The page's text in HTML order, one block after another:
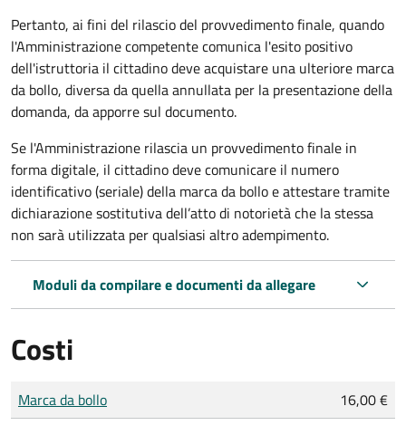
Pertanto, ai fini del rilascio del provvedimento finale, quando
l'Amministrazione competente comunica l'esito positivo
dell'istruttoria il cittadino deve acquistare una ulteriore marca
da bollo, diversa da quella annullata per la presentazione della
domanda, da apporre sul documento.
Se l'Amministrazione rilascia un provvedimento finale in
forma digitale, il cittadino devecomunicare il numero
identificativo (seriale) della marca da bollo e attestare tramite
dichiarazione sostitutiva dell’atto di notorietà che la stessa
non sarà utilizzata per qualsiasi altro adempimento.
Moduli da compilare e documenti da allegare
Costi
Tipo di pagamento
Importo
Marca da bollo 16,00 €